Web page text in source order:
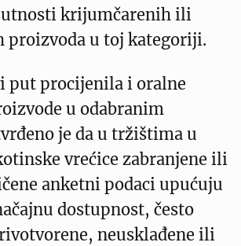
krijumčarenih ili
proizvoda u toj kategoriji.
put procijenila i oralne
u odabranim
je da u tržištima u
vrećice zabranjene ili
anketni podaci upućuju
dostupnost, često
neusklađene ili